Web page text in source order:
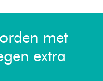
met
extra